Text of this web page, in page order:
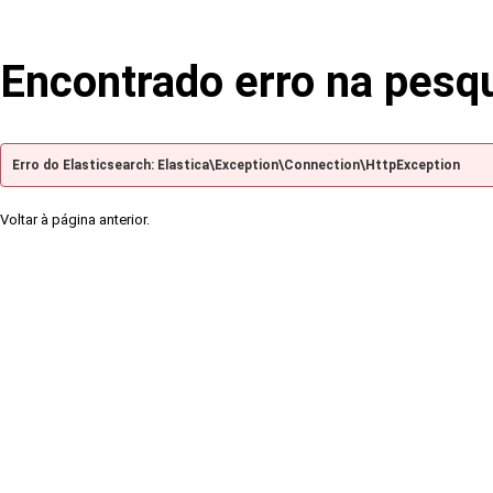
Encontrado erro na
Erro do Elasticsearch: Elastica\Exception\Connection\HttpException
Voltar à página anterior.